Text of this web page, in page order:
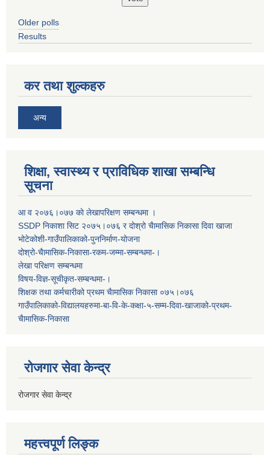
Older polls
Results
कर तथा शुल्कहरु
अन्य
शिक्षा, स्वास्थ्य र प्राविधिक शाखा सम्बन्धि
सूचना
आ व २०७६।०७७ काे लेखापरिक्षण सम्बन्धमा ।
SSDP निकाशा सिट २०७५।०७६ र दोश्रो चैामासिक निकासा दिवा खाजा
भोटेकोशी-गाउँपालिकाको-पुननिर्माण-योजना
दोश्रो-चैामासिक-निकासा-रकम-जम्मा-सम्बन्धमा-।
लेखा परिक्षण सम्बन्धमा
विषय-विज्ञ-सूचीकृत-सम्बन्धमा-।
शिक्षक तथा कर्मचारीको प्रथम च‌ैामासिक निकासा ०७५।०७६
गाउँपालिकाको-विद्यालयहरुमा-बा-वि-के-कक्षा-५-सम्म-दिवा-खाजाको-प्रथम-
चैामासिक-निकासा
रोजगार सेवा केन्द्र
रोजगार सेवा केन्द्र
महत्त्वपूर्ण लिङ्क